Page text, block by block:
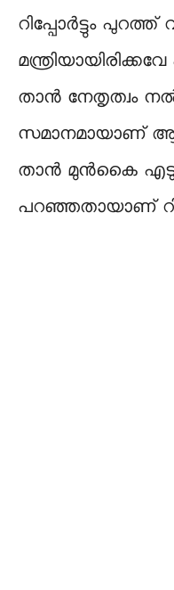
റിപ്പോർട്ടും പുറത്ത്
താൻ നേതൃത്വം
സമാനമായാണ്
താൻ മുൻകൈ
പറഞ്ഞതായാണ്